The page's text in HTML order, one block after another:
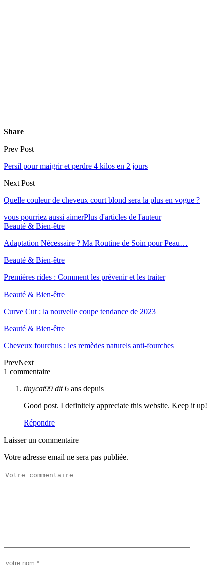
Share
Prev Post
Persil pour maigrir et perdre 4 kilos en 2 jours
Next Post
Quelle couleur de cheveux court blond sera la plus en vogue ?
vous pourriez aussi aimerPlus d'articles de l'auteur
Beauté & Bien-être
Adaptation Nécessaire ? Ma Routine de Soin pour Peau…
Beauté & Bien-être
Premières rides : Comment les prévenir et les traiter
Beauté & Bien-être
Curve Cut : la nouvelle coupe tendance de 2023
Beauté & Bien-être
Cheveux fourchus : les remèdes naturels anti-fourches
PrevNext
1 commentaire
tinycat99 dit6 ans depuis
Good post. I definitely appreciate this website. Keep it up!
Répondre
Laisser un commentaire
Votre adresse email ne sera pas publiée.